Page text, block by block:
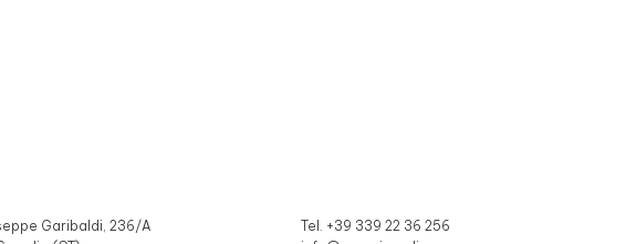
Garibaldi, 236/A
Tel. +39 339 22 36 256